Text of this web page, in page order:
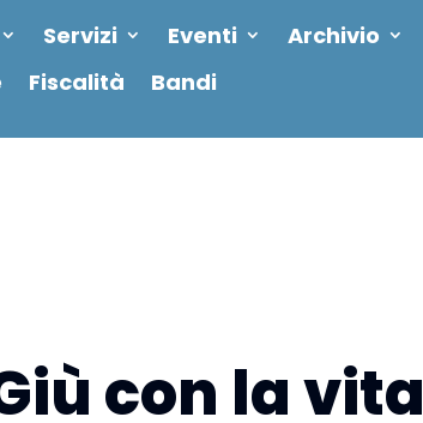
Servizi Eventi Archivio
Fiscalità Bandi
con la vita